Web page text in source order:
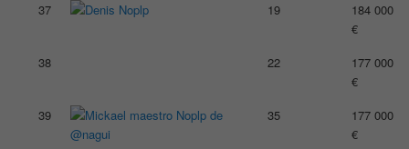
37
19
184 000
€
38
22
177 000
€
39
35
177 000
€